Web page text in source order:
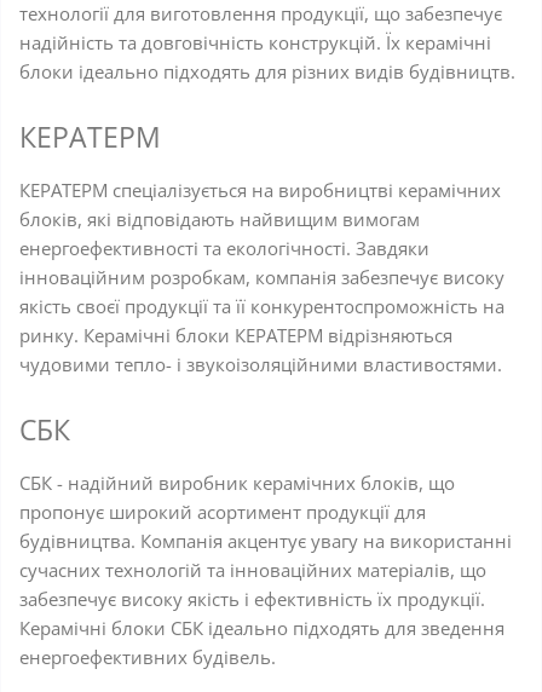
технології для виготовлення продукції, що забезпечує
надійність та довговічність конструкцій. Їх керамічні
блоки ідеально підходять для різних видів будівництв.
КЕРАТЕРМ
КЕРАТЕРМ спеціалізується на виробництві керамічних
блоків, які відповідають найвищим вимогам
енергоефективності та екологічності. Завдяки
інноваційним розробкам, компанія забезпечує високу
якість своєї продукції та її конкурентоспроможність на
ринку. Керамічні блоки КЕРАТЕРМ відрізняються
чудовими тепло- і звукоізоляційними властивостями.
СБК
СБК - надійний виробник керамічних блоків, що
пропонує широкий асортимент продукції для
будівництва. Компанія акцентує увагу на використанні
сучасних технологій та інноваційних матеріалів, що
забезпечує високу якість і ефективність їх продукції.
Керамічні блоки СБК ідеально підходять для зведення
енергоефективних будівель.